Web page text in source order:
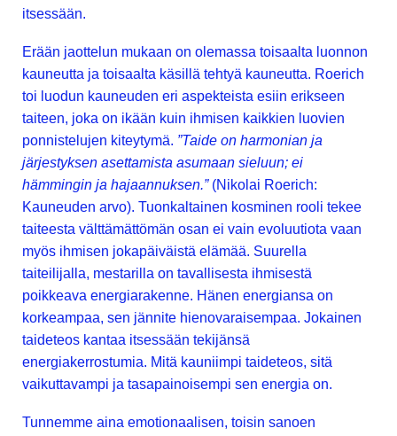
itsessään.
Erään jaottelun mukaan on olemassa toisaalta luonnon
kauneutta ja toisaalta käsillä tehtyä kauneutta. Roerich
toi luodun kauneuden eri aspekteista esiin erikseen
taiteen, joka on ikään kuin ihmisen kaikkien luovien
ponnistelujen kiteytymä. ”Taide on harmonian ja
järjestyksen asettamista asumaan sieluun; ei
hämmingin ja hajaannuksen.” (Nikolai Roerich:
Kauneuden arvo). Tuonkaltainen kosminen rooli tekee
taiteesta välttämättömän osan ei vain evoluutiota vaan
myös ihmisen jokapäiväistä elämää. Suurella
taiteilijalla, mestarilla on tavallisesta ihmisestä
poikkeava energiarakenne. Hänen energiansa on
korkeampaa, sen jännite hienovaraisempaa. Jokainen
taideteos kantaa itsessään tekijänsä
energiakerrostumia. Mitä kauniimpi taideteos, sitä
vaikuttavampi ja tasapainoisempi sen energia on.
Tunnemme aina emotionaalisen, toisin sanoen